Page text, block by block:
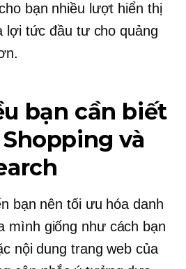
bạn nhiều lượt hiển thị
lợi tức đầu tư cho quảng
bạn cần biết
và
bạn nên tối ưu hóa danh
mình giống như cách bạn
nội dung trang web của